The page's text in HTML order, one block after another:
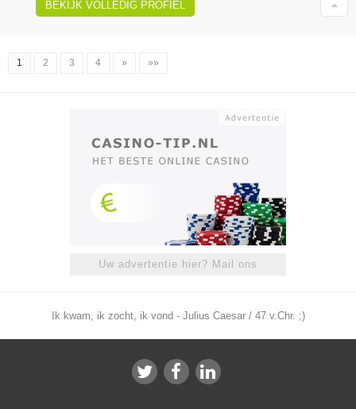
BEKIJK VOLLEDIG PROFIEL
1 2 3 4 » »»
Uw advertentie hier? Mail ons
Ik kwam, ik zocht, ik vond - Julius Caesar / 47 v.Chr. ;)